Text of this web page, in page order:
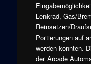
Lenkrad, Gas/
Reinsetzen/
Portierungen auf
werden konnten.
der Arcade